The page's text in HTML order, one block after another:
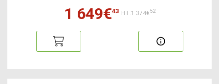
1 649€43 HT:1 374€52